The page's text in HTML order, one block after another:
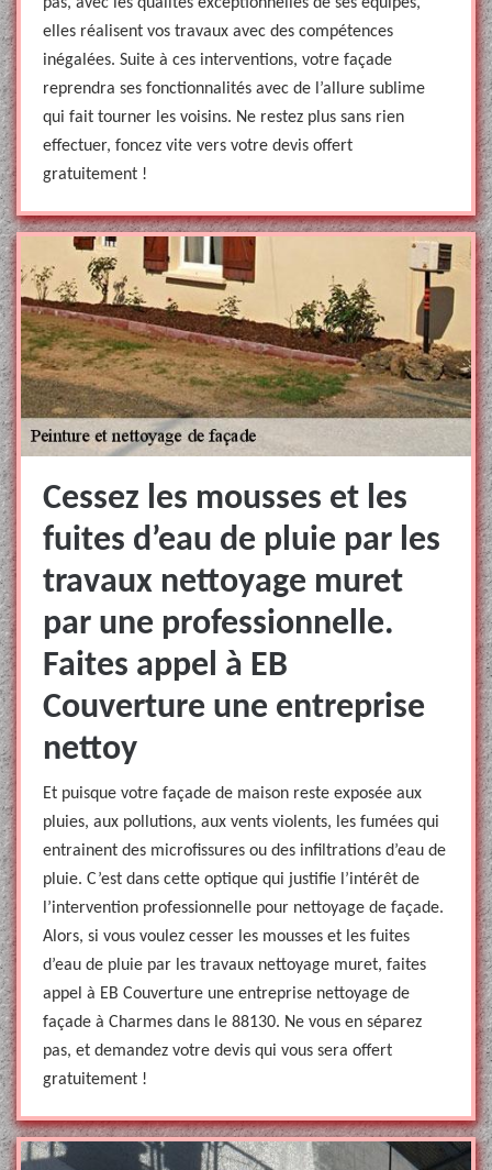
elles réalisent vos travaux avec des compétences
inégalées. Suite à ces interventions, votre façade
reprendra ses fonctionnalités avec de l’allure sublime
qui fait tourner les voisins. Ne restez plus sans rien
effectuer, foncez vite vers votre devis offert
gratuitement !
Cessez les mousses et les
fuites d’eau de pluie par les
travaux nettoyage muret
par une professionnelle.
Faites appel à EB
Couverture une entreprise
nettoy
Et puisque votre façade de maison reste exposée aux
pluies, aux pollutions, aux vents violents, les fumées qui
entrainent des microfissures ou des infiltrations d’eau de
pluie. C’est dans cette optique qui justifie l’intérêt de
l’intervention professionnelle pour nettoyage de façade.
Alors, si vous voulez cesser les mousses et les fuites
d’eau de pluie par les travaux nettoyage muret, faites
appel à EB Couverture une entreprise nettoyage de
façade à Charmes dans le 88130. Ne vous en séparez
pas, et demandez votre devis qui vous sera offert
gratuitement !